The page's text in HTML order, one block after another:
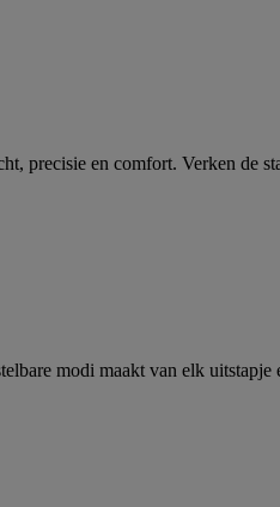
precisie en comfort. Verken de
modi maakt van elk